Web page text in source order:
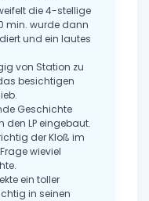
die 4-stellige
min. wurde dann
und ein lautes
von Station zu
besichtigen
Geschichte
den LP eingebaut.
der Kloß im
wieviel
ein toller
in seinen